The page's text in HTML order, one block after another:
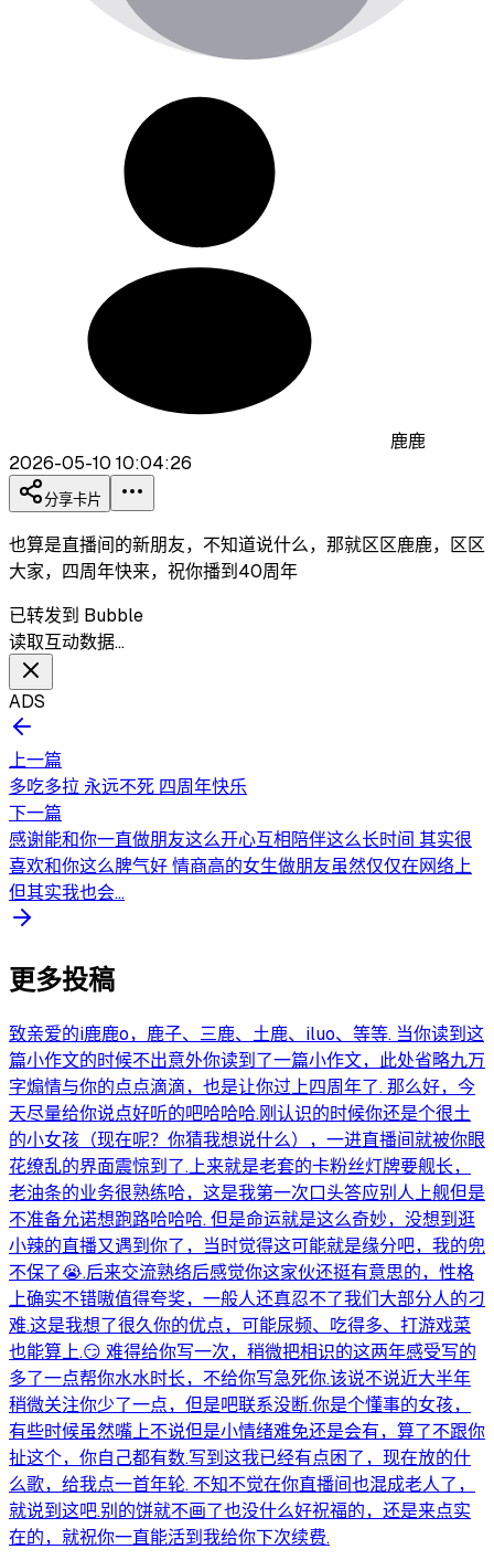
鹿鹿
2026-05-10 10:04:26
分享卡片
也算是直播间的新朋友，不知道说什么，那就区区鹿鹿，区区
大家，四周年快来，祝你播到40周年
已转发到 Bubble
读取互动数据…
ADS
上一篇
多吃多拉 永远不死 四周年快乐
下一篇
感谢能和你一直做朋友这么开心互相陪伴这么长时间 其实很
喜欢和你这么脾气好 情商高的女生做朋友虽然仅仅在网络上
但其实我也会...
更多投稿
致亲爱的i鹿鹿o，鹿子、三鹿、土鹿、iluo、等等. 当你读到这
篇小作文的时候不出意外你读到了一篇小作文，此处省略九万
字煽情与你的点点滴滴，也是让你过上四周年了. 那么好，今
天尽量给你说点好听的吧哈哈哈.刚认识的时候你还是个很土
的小女孩（现在呢？你猜我想说什么），一进直播间就被你眼
花缭乱的界面震惊到了.上来就是老套的卡粉丝灯牌要舰长，
老油条的业务很熟练哈，这是我第一次口头答应别人上舰但是
不准备允诺想跑路哈哈哈. 但是命运就是这么奇妙，没想到逛
小辣的直播又遇到你了，当时觉得这可能就是缘分吧，我的兜
不保了😭.后来交流熟络后感觉你这家伙还挺有意思的，性格
上确实不错嗷值得夸奖，一般人还真忍不了我们大部分人的刁
难.这是我想了很久你的优点，可能尿频、吃得多、打游戏菜
也能算上.😏 难得给你写一次，稍微把相识的这两年感受写的
多了一点帮你水水时长，不给你写急死你.该说不说近大半年
稍微关注你少了一点，但是吧联系没断.你是个懂事的女孩，
有些时候虽然嘴上不说但是小情绪难免还是会有，算了不跟你
扯这个，你自己都有数.写到这我已经有点困了，现在放的什
么歌，给我点一首年轮. 不知不觉在你直播间也混成老人了，
就说到这吧.别的饼就不画了也没什么好祝福的，还是来点实
在的，就祝你一直能活到我给你下次续费.